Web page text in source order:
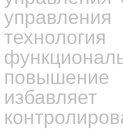
повышение